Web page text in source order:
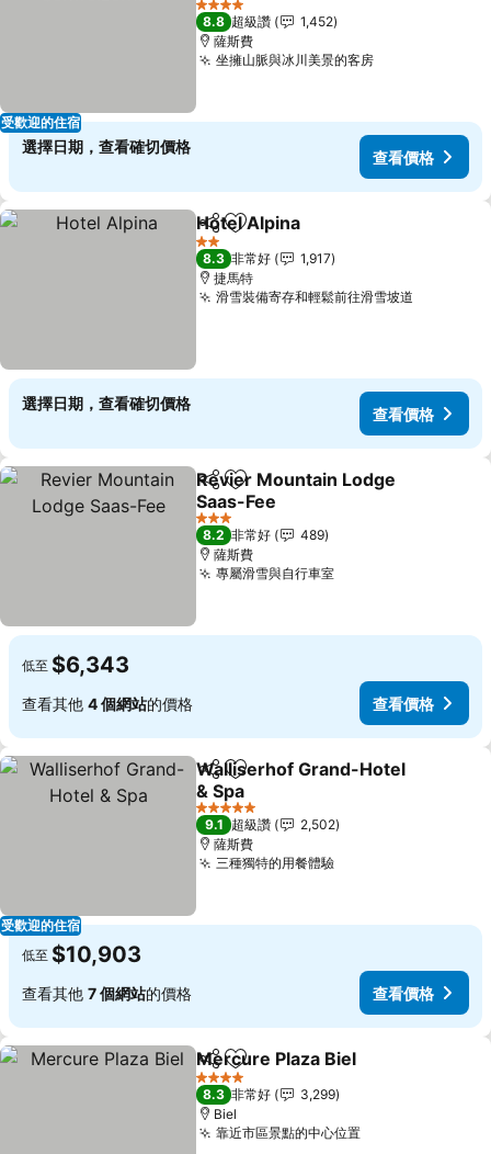
受歡迎的住宿
4 星級
8.8 超級讚
1,452
薩斯費
坐擁山脈與冰川美景的客房
選擇日期，查看確切價格
查看價格
分享 加入我的最愛
Hotel Alpina
2 星級
8.3 非常好
1,917
捷馬特
滑雪裝備寄存和輕鬆前往滑雪坡道
選擇日期，查看確切價格
查看價格
分享 加入我的最愛
Revier Mountain Lodge
Saas-Fee
3 星級
8.2 非常好
489
薩斯費
專屬滑雪與自行車室
低至 $6,343
查看其他 4 個網站的價格 查看價格
受歡迎的住宿
分享 加入我的最愛
Walliserhof Grand-Hotel
& Spa
5 星級
9.1 超級讚
2,502
薩斯費
三種獨特的用餐體驗
低至 $10,903
查看其他 7 個網站的價格 查看價格
分享 加入我的最愛
Mercure Plaza Biel
4 星級
8.3 非常好
3,299
Biel
靠近市區景點的中心位置